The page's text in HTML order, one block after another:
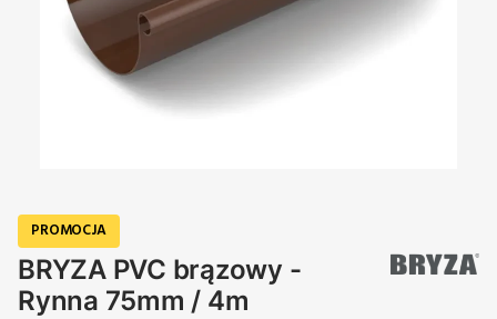
PROMOCJA
BRYZA PVC brązowy -
Rynna 75mm / 4m